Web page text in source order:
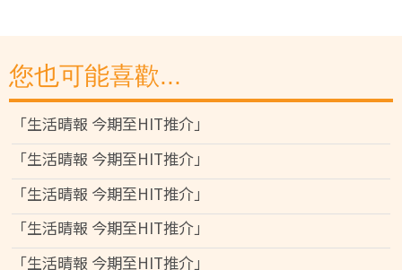
您也可能喜歡...
「生活晴報 今期至HIT推介」
「生活晴報 今期至HIT推介」
「生活晴報 今期至HIT推介」
「生活晴報 今期至HIT推介」
「生活晴報 今期至HIT推介」